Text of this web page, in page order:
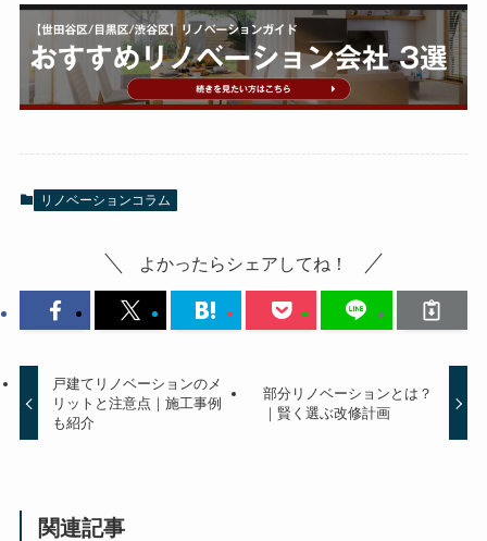
リノベーションコラム
よかったらシェアしてね！
戸建てリノベーションのメ
リットと注意点｜施工事例
も紹介
部分リノベーションとは？
｜賢く選ぶ改修計画
関連記事